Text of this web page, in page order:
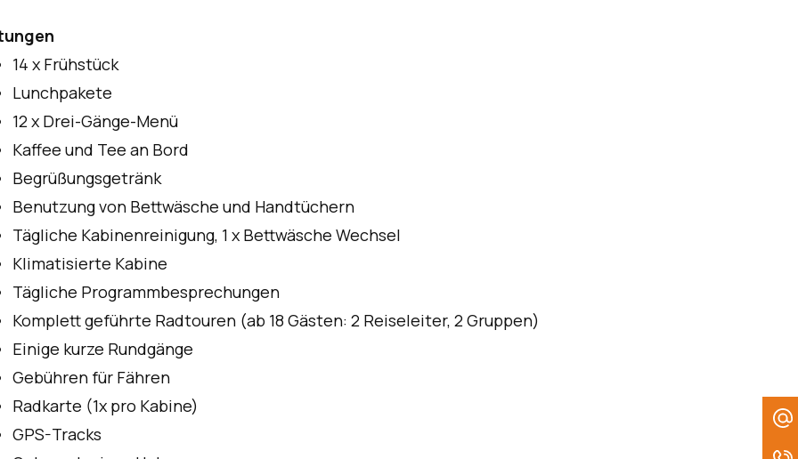
14 x Frühstück
Lunchpakete
12 x Drei-Gänge-Menü
Kaffee und Tee an Bord
Begrüßungsgetränk
Benutzung von Bettwäsche und Handtüchern
Tägliche Kabinenreinigung, 1 x Bettwäsche Wechsel
Klimatisierte Kabine
Tägliche Programmbesprechungen
Komplett geführte Radtouren (ab 18 Gästen: 2 Reiseleiter, 2 Gruppen)
Einige kurze Rundgänge
Gebühren für Fähren
Radkarte (1x pro Kabine)
GPS-Tracks